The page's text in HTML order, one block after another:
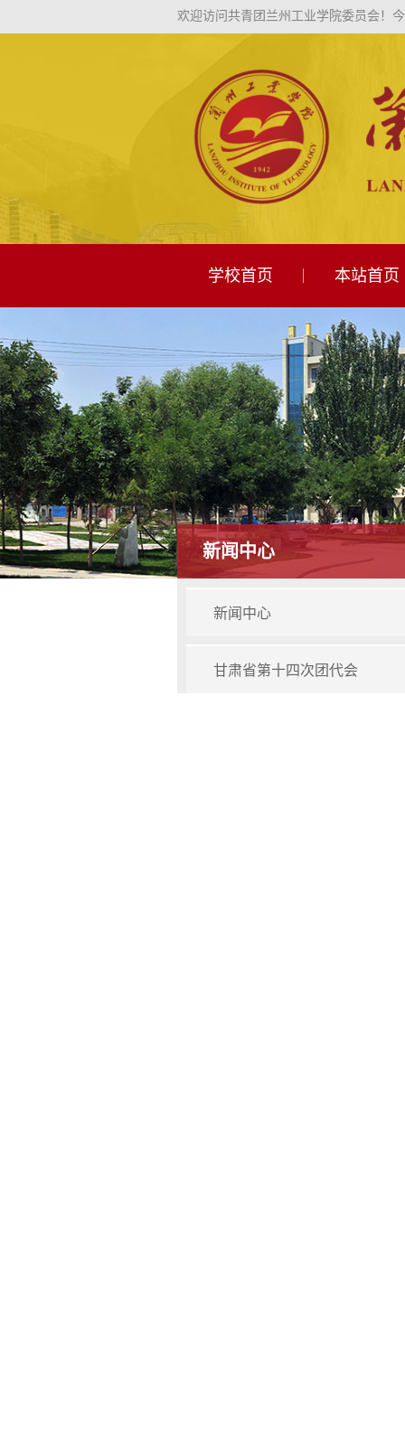
欢迎访问共青团兰州工业学院委员会！
学校首页 本站首页
新闻中心
新闻中心
甘肃省第十四次团代会